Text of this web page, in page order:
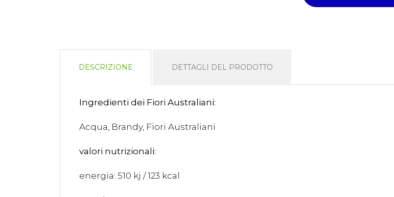
DESCRIZIONE DETTAGLI DEL PRODOTTO
Ingredienti dei Fiori Australiani:
Acqua, Brandy, Fiori Australiani
valori nutrizionali:
energia: 510 kj / 123 kcal